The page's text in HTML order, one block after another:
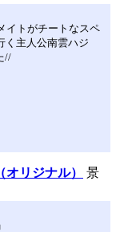
イトがチートなスペ
く主人公南雲ハジ
//
リジナル）
景